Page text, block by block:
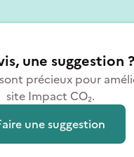
une suggestion ?
précieux pour
site Impact CO₂.
une suggestion